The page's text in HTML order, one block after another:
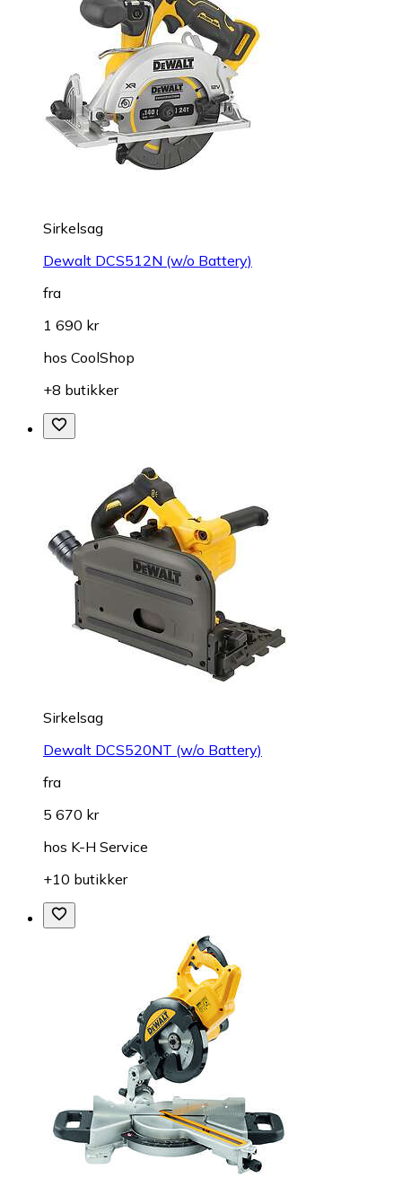
Sirkelsag
Dewalt DCS512N (w/o Battery)
fra
1 690 kr
hos CoolShop
+8 butikker
Sirkelsag
Dewalt DCS520NT (w/o Battery)
fra
5 670 kr
hos K-H Service
+10 butikker